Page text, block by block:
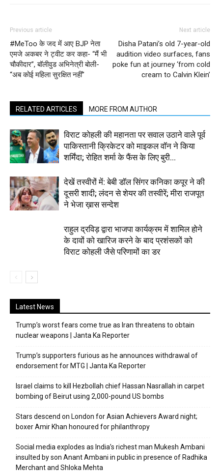
Previous article
#MeToo के जद में आए BJP नेता
एमजे अकबर ने ट्वीट कर कहा- “मैं भी
चौकीदार”, बॉलीवुड अभिनेत्री बोली-
“अब कोई महिला सुरक्षित नहीं”
Next article
Disha Patani’s old 7-year-old
audition video surfaces, fans
poke fun at journey ‘from cold
cream to Calvin Klein’
RELATED ARTICLES MORE FROM AUTHOR
विराट कोहली की महानता पर सवाल उठाने वाले पूर्व
पाकिस्तानी क्रिकेटर को माइकल वॉन ने किया
शर्मिंदा; रोहित शर्मा के फैंस के लिए बुरी...
देखें तस्वीरों में: बेबी डॉल सिंगर कनिका कपूर ने की
दूसरी शादी; लंदन से शेयर की तस्वीरें; मीरा राजपूत
ने भेजा ख़ास सन्देश
राहुल द्रविड़ द्वारा भाजपा कार्यक्रम में शामिल होने
के दावों को खारिज करने के बाद प्रशंसकों को
विराट कोहली जैसे परिणामों का डर
Latest News
Trump’s worst fears come true as Iran threatens to obtain
nuclear weapons | Janta Ka Reporter
Trump’s supporters furious as he announces withdrawal of
endorsement for MTG | Janta Ka Reporter
Israel claims to kill Hezbollah chief Hassan Nasrallah in carpet
bombing of Beirut using 2,000-pound US bombs
Stars descend on London for Asian Achievers Award night;
boxer Amir Khan honoured for philanthropy
Social media explodes as India’s richest man Mukesh Ambani
insulted by son Anant Ambani in public in presence of Radhika
Merchant and Shloka Mehta